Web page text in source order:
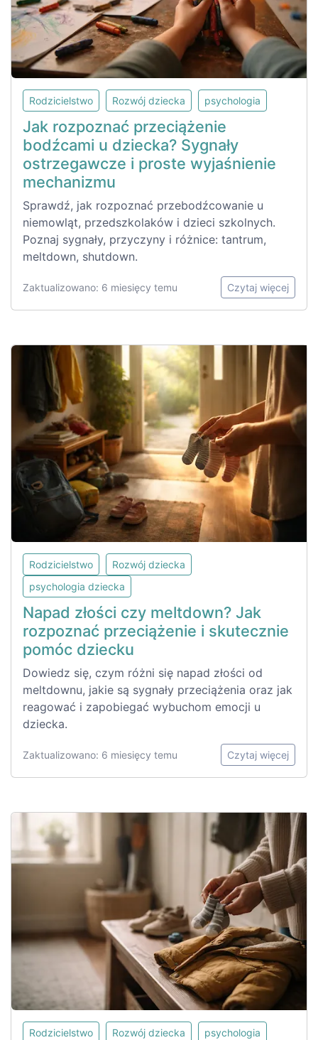
Rodzicielstwo Rozwój dziecka psychologia
Jak rozpoznać przeciążenie
bodźcami u dziecka? Sygnały
ostrzegawcze i proste wyjaśnienie
mechanizmu
Sprawdź, jak rozpoznać przebodźcowanie u
niemowląt, przedszkolaków i dzieci szkolnych.
Poznaj sygnały, przyczyny i różnice: tantrum,
meltdown, shutdown.
Zaktualizowano: 6 miesięcy temu Czytaj więcej
Rodzicielstwo
Rozwój dziecka
psychologia dziecka
Napad złości czy meltdown? Jak
rozpoznać przeciążenie i skutecznie
pomóc dziecku
Dowiedz się, czym różni się napad złości od
meltdownu, jakie są sygnały przeciążenia oraz jak
reagować i zapobiegać wybuchom emocji u
dziecka.
Zaktualizowano: 6 miesięcy temu Czytaj więcej
Rodzicielstwo Rozwój dziecka psychologia